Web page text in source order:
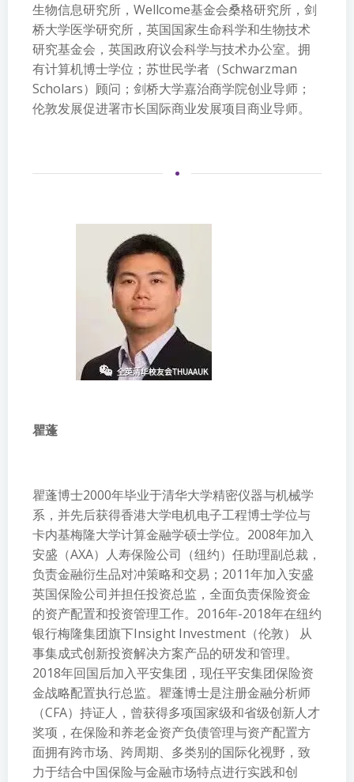
生物信息研究所，Wellcome基金会桑格研究所，剑
桥大学医学研究所，英国国家生命科学和生物技术
研究基金会，英国政府议会科学与技术办公室。拥
有计算机博士学位；苏世民学者（Schwarzman
Scholars）顾问；剑桥大学嘉治商学院创业导师；
伦敦发展促进署市长国际商业发展项目商业导师。
瞿蓬
瞿蓬博士2000年毕业于清华大学精密仪器与机械学
系，并先后获得香港大学电机电子工程博士学位与
卡内基梅隆大学计算金融学硕士学位。2008年加入
安盛（AXA）人寿保险公司（纽约）任助理副总裁，
负责金融衍生品对冲策略和交易；2011年加入安盛
英国保险公司并担任投资总监，全面负责保险资金
的资产配置和投资管理工作。2016年-2018年在纽约
银行梅隆集团旗下Insight Investment（伦敦） 从
事集成式创新投资解决方案产品的研发和管理。
2018年回国后加入平安集团，现任平安集团保险资
金战略配置执行总监。瞿蓬博士是注册金融分析师
（CFA）持证人，曾获得多项国家级和省级创新人才
奖项，在保险和养老金资产负债管理与资产配置方
面拥有跨市场、跨周期、多类别的国际化视野，致
力于结合中国保险与金融市场特点进行实践和创